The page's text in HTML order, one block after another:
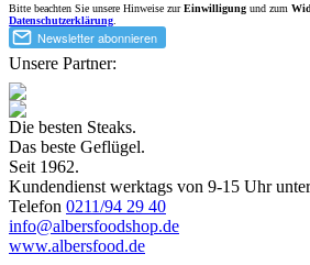
Bitte beachten Sie unsere Hinweise zurEinwilligung und zum
Datenschutzerklärung
Unsere Partner:
Die besten Steaks.
Das beste Geflügel.
Seit 1962.
Kundendienst werktags von 9-15 Uhr unter
Telefon 0211/94 29 40
info@albersfoodshop.de
www.albersfood.de